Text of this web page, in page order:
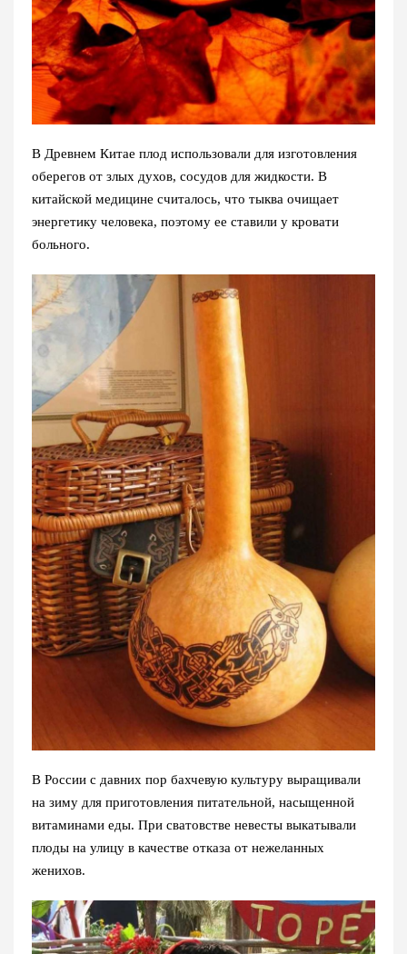
В Древнем Китае плод использовали для изготовления
оберегов от злых духов, сосудов для жидкости. В
китайской медицине считалось, что тыква очищает
энергетику человека, поэтому ее ставили у кровати
больного.
В России с давних пор бахчевую культуру выращивали
на зиму для приготовления питательной, насыщенной
витаминами еды. При сватовстве невесты выкатывали
плоды на улицу в качестве отказа от нежеланных
женихов.